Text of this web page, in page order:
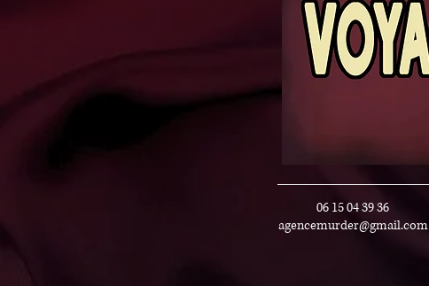
06 15 04 39 36
agencemurder@gmail.com